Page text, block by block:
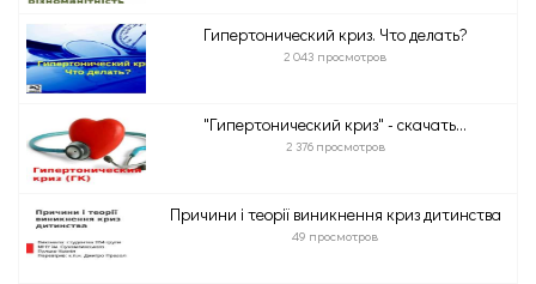
Гипертонический криз. Что делать?
2 043 просмотров
"Гипертонический криз" - скачать...
2 376 просмотров
Причини і теорії виникнення криз дитинства
49 просмотров